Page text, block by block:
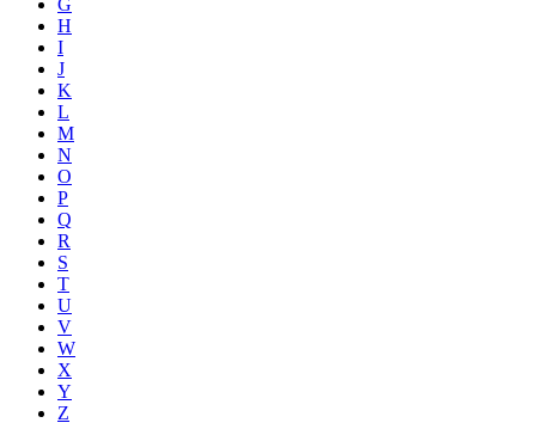
H
I
J
K
L
M
N
O
P
Q
R
S
T
U
V
W
X
Y
Z